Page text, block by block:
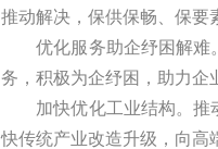
推动解决，保供保畅、保要
优化服务助企纾困解难
务，积极为企纾困，助力企
加快优化工业结构。
快传统产业改造升级，向高